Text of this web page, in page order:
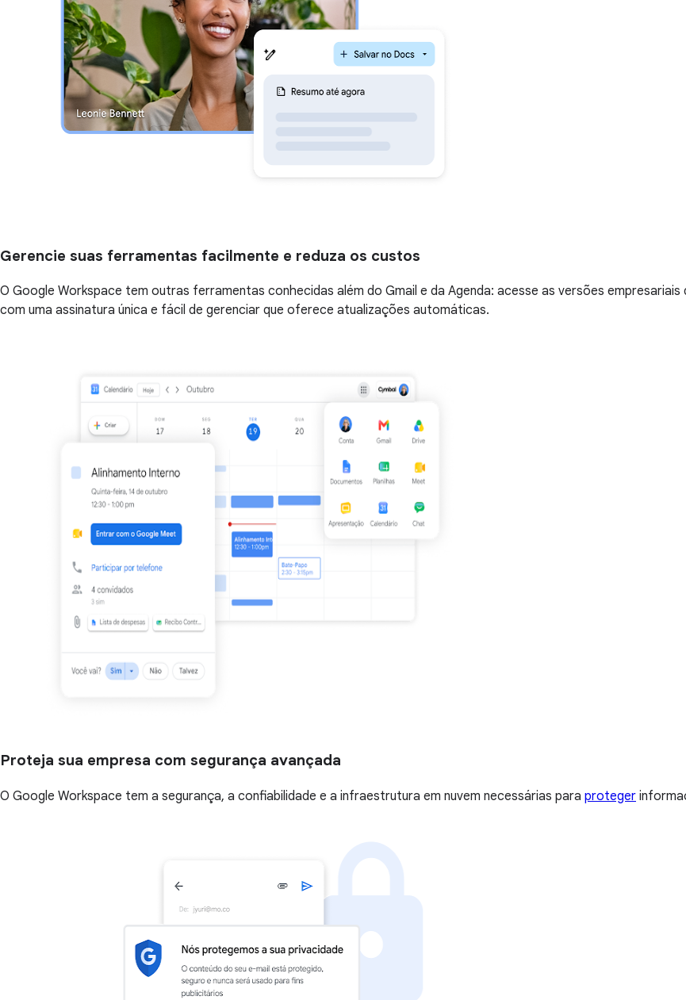
Gerencie suas ferramentas facilmente e reduza os custos
O Google Workspace tem outras ferramentas conhecidas além do Gmail e da Agenda: acesse as versões
com uma assinatura única e fácil de gerenciar que oferece atualizações automáticas.
Proteja sua empresa com segurança avançada
O Google Workspace tem a segurança, a confiabilidade e a infraestrutura em nuvem necessárias para proteger